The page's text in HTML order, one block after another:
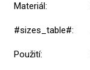
Materiál:
#sizes_table#:
Použití: